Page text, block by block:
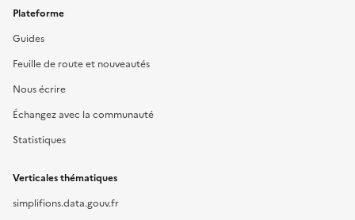
Plateforme
Guides
Feuille de route et nouveautés
Nous écrire
Échangez avec la communauté
Statistiques
Verticales thématiques
simplifions.data.gouv.fr